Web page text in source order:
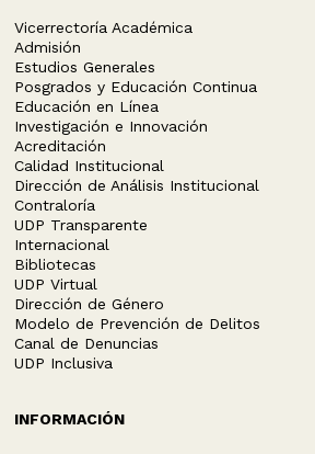
Vicerrectoría Académica
Admisión
Estudios Generales
Posgrados y Educación Continua
Educación en Línea
Investigación e Innovación
Acreditación
Calidad Institucional
Dirección de Análisis Institucional
Contraloría
UDP Transparente
Internacional
Bibliotecas
UDP Virtual
Dirección de Género
Modelo de Prevención de Delitos
Canal de Denuncias
UDP Inclusiva
INFORMACIÓN